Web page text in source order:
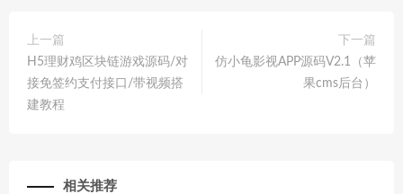
上一篇
H5理财鸡区块链游戏源码/对
接免签约支付接口/带视频搭
建教程
下一篇
仿小龟影视APP源码V2.1（苹
果cms后台）
相关推荐